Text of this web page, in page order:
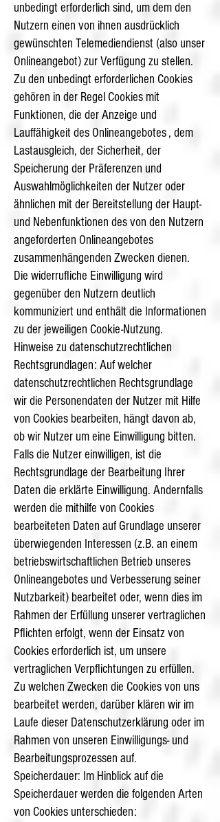
unbedingt erforderlich sind, um dem den
Nutzern einen von ihnen ausdrücklich
gewünschten Telemediendienst (also unser
Onlineangebot) zur Verfügung zu stellen.
Zu den unbedingt erforderlichen Cookies
gehören in der Regel Cookies mit
Funktionen, die der Anzeige und
Lauffähigkeit des Onlineangebotes , dem
Lastausgleich, der Sicherheit, der
Speicherung der Präferenzen und
Auswahlmöglichkeiten der Nutzer oder
ähnlichen mit der Bereitstellung der Haupt-
und Nebenfunktionen des von den Nutzern
angeforderten Onlineangebotes
zusammenhängenden Zwecken dienen.
Die widerrufliche Einwilligung wird
gegenüber den Nutzern deutlich
kommuniziert und enthält die Informationen
zu der jeweiligen Cookie-Nutzung.
Hinweise zu datenschutzrechtlichen
Rechtsgrundlagen: Auf welcher
datenschutzrechtlichen Rechtsgrundlage
wir die Personendaten der Nutzer mit Hilfe
von Cookies bearbeiten, hängt davon ab,
ob wir Nutzer um eine Einwilligung bitten.
Falls die Nutzer einwilligen, ist die
Rechtsgrundlage der Bearbeitung Ihrer
Daten die erklärte Einwilligung. Andernfalls
werden die mithilfe von Cookies
bearbeiteten Daten auf Grundlage unserer
überwiegenden Interessen (z.B. an einem
betriebswirtschaftlichen Betrieb unseres
Onlineangebotes und Verbesserung seiner
Nutzbarkeit) bearbeitet oder, wenn dies im
Rahmen der Erfüllung unserer vertraglichen
Pflichten erfolgt, wenn der Einsatz von
Cookies erforderlich ist, um unsere
vertraglichen Verpflichtungen zu erfüllen.
Zu welchen Zwecken die Cookies von uns
bearbeitet werden, darüber klären wir im
Laufe dieser Datenschutzerklärung oder im
Rahmen von unseren Einwilligungs- und
Bearbeitungsprozessen auf.
Speicherdauer: Im Hinblick auf die
Speicherdauer werden die folgenden Arten
von Cookies unterschieden: